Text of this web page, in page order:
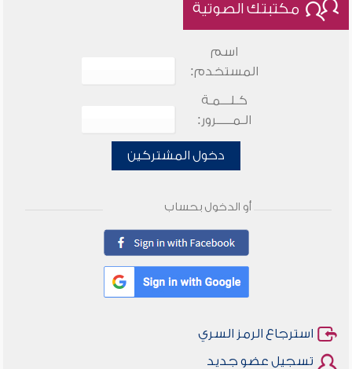
مكتبتك الصوتية
اسم
المستخدم:
كـلـــمـة
الـمـــــرور:
دخول المشتركين
أو الدخول بحساب
استرجاع الرمز السري
تسجيل عضو جديد